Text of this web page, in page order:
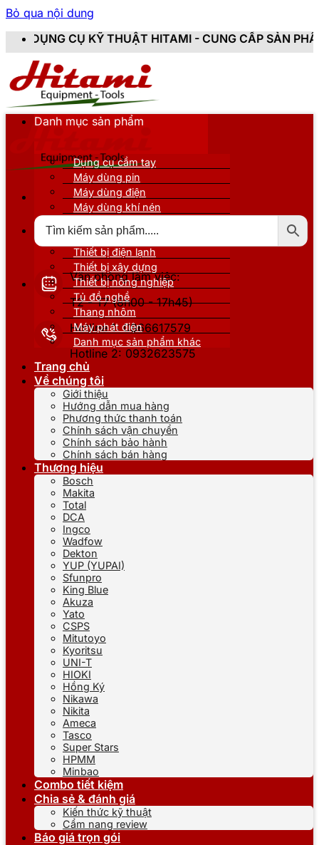
Bỏ qua nội dung
HITAMI - CUNG CẤP SẢN PHẨM CHÍNH HÃNG,
Văn phòng làm việc:
T2 - T7 (8h00 - 17h45)
Hotline 1: 0866617579
Hotline 2: 0932623575
Danh mục sản phẩm
Dụng cụ cầm tay
Máy dùng pin
Máy dùng điện
Máy dùng khí nén
Thiết bị nâng đỡ
Thiết bị điện lạnh
Thiết bị xây dựng
Thiết bị nông nghiệp
Tủ đồ nghề
Thang nhôm
Máy phát điện
Danh mục sản phẩm khác
Trang chủ
Về chúng tôi
Giới thiệu
Hướng dẫn mua hàng
Phương thức thanh toán
Chính sách vận chuyển
Chính sách bảo hành
Chính sách bán hàng
Thương hiệu
Bosch
Makita
Total
DCA
Ingco
Wadfow
Dekton
YUP (YUPAI)
Sfunpro
King Blue
Akuza
Yato
CSPS
Mitutoyo
Kyoritsu
UNI-T
HIOKI
Hồng Ký
Nikawa
Nikita
Ameca
Tasco
Super Stars
HPMM
Minbao
Combo tiết kiệm
Chia sẻ & đánh giá
Kiến thức kỹ thuật
Cẩm nang review
Báo giá trọn gói